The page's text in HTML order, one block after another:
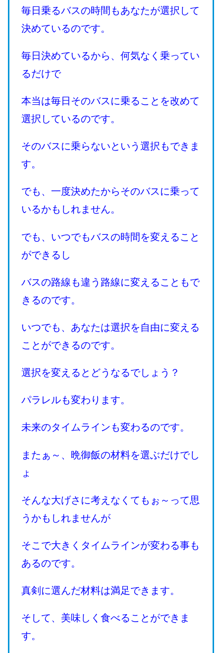
毎日乗るバスの時間もあなたが選択して
決めているのです。
毎日決めているから、何気なく乗ってい
るだけで
本当は毎日そのバスに乗ることを改めて
選択しているのです。
そのバスに乗らないという選択もできま
す。
でも、一度決めたからそのバスに乗って
いるかもしれません。
でも、いつでもバスの時間を変えること
ができるし
バスの路線も違う路線に変えることもで
きるのです。
いつでも、あなたは選択を自由に変える
ことができるのです。
選択を変えるとどうなるでしょう？
パラレルも変わります。
未来のタイムラインも変わるのです。
またぁ～、晩御飯の材料を選ぶだけでし
ょ
そんな大げさに考えなくてもぉ～って思
うかもしれませんが
そこで大きくタイムラインが変わる事も
あるのです。
真剣に選んだ材料は満足できます。
そして、美味しく食べることができま
す。